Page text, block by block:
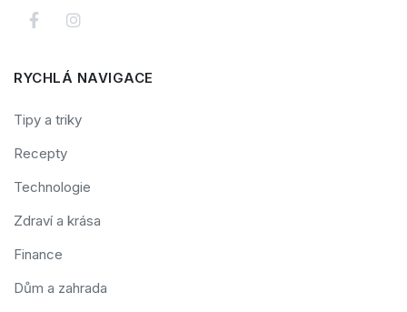
RYCHLÁ NAVIGACE
Tipy a triky
Recepty
Technologie
Zdraví a krása
Finance
Dům a zahrada